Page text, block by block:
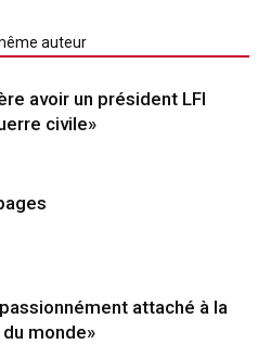
auteur
avoir un président LFI
civile»
attaché à la
monde»